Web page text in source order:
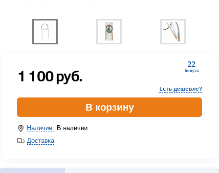
22
бонуса
1 100руб.
Есть дешевле?
В корзину
Наличие: В наличии
Доставка